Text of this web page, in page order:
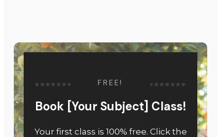
FREE!
Book [Your Subject] Class!
Your first class is 100% free. Click the